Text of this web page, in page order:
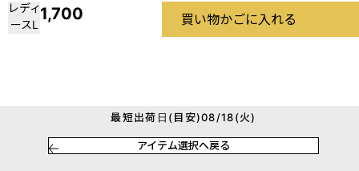
レディ
ースL
1,700 買い物かごに入れる
最短出荷日(目安)08/18(火)
アイテム選択へ戻る